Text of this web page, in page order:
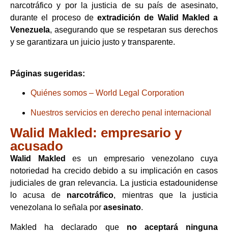
narcotráfico y por la justicia de su país de asesinato,
durante el proceso de extradición de Walid Makled a
Venezuela, asegurando que se respetaran sus derechos
y se garantizara un juicio justo y transparente.
Páginas sugeridas:
Quiénes somos – World Legal Corporation
Nuestros servicios en derecho penal internacional
Walid Makled: empresario y
acusado
Walid Makled
es un empresario venezolano cuya
notoriedad ha crecido debido a su implicación en casos
judiciales de gran relevancia. La justicia estadounidense
lo acusa de narcotráfico, mientras que la justicia
venezolana lo señala por asesinato.
Makled ha declarado que no aceptará ninguna